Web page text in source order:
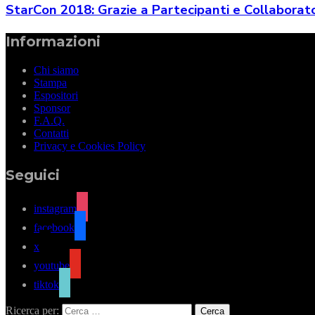
StarCon 2018: Grazie a Partecipanti e
Informazioni
Chi siamo
Stampa
Espositori
Sponsor
F.A.Q.
Contatti
Privacy e Cookies Policy
Seguici
instagram
facebook
x
youtube
tiktok
Ricerca per: